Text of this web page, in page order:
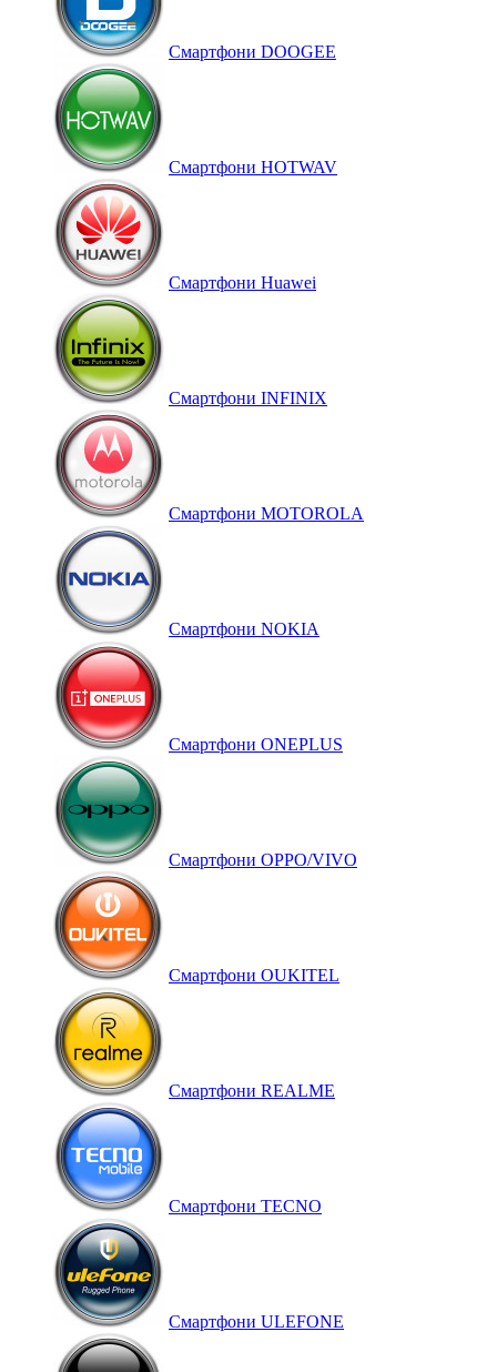
Смартфони DOOGEE
Смартфони HOTWAV
Смартфони Huawei
Смартфони INFINIX
Смартфони MOTOROLA
Смартфони NOKIA
Смартфони ONEPLUS
Смартфони OPPO/VIVO
Смартфони OUKITEL
Смартфони REALME
Смартфони TECNO
Смартфони ULEFONE